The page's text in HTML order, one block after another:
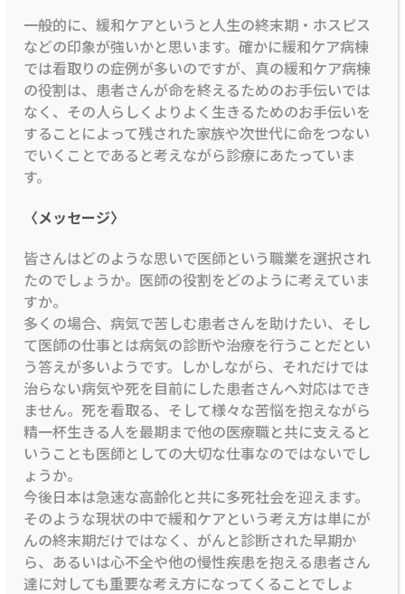
一般的に、緩和ケアというと人生の終末期・ホスピス
などの印象が強いかと思います。確かに緩和ケア病棟
では看取りの症例が多いのですが、真の緩和ケア病棟
の役割は、患者さんが命を終えるためのお手伝いでは
なく、その人らしくよりよく生きるためのお手伝いを
することによって残された家族や次世代に命をつない
でいくことであると考えながら診療にあたっていま
す。
〈メッセージ〉
皆さんはどのような思いで医師という職業を選択され
たのでしょうか。医師の役割をどのように考えていま
すか。
多くの場合、病気で苦しむ患者さんを助けたい、そし
て医師の仕事とは病気の診断や治療を行うことだとい
う答えが多いようです。しかしながら、それだけでは
治らない病気や死を目前にした患者さんへ対応はでき
ません。死を看取る、そして様々な苦悩を抱えながら
精一杯生きる人を最期まで他の医療職と共に支えると
いうことも医師としての大切な仕事なのではないでし
ょうか。
今後日本は急速な高齢化と共に多死社会を迎えます。
そのような現状の中で緩和ケアという考え方は単にが
んの終末期だけではなく、がんと診断された早期か
ら、あるいは心不全や他の慢性疾患を抱える患者さん
達に対しても重要な考え方になってくることでしょ